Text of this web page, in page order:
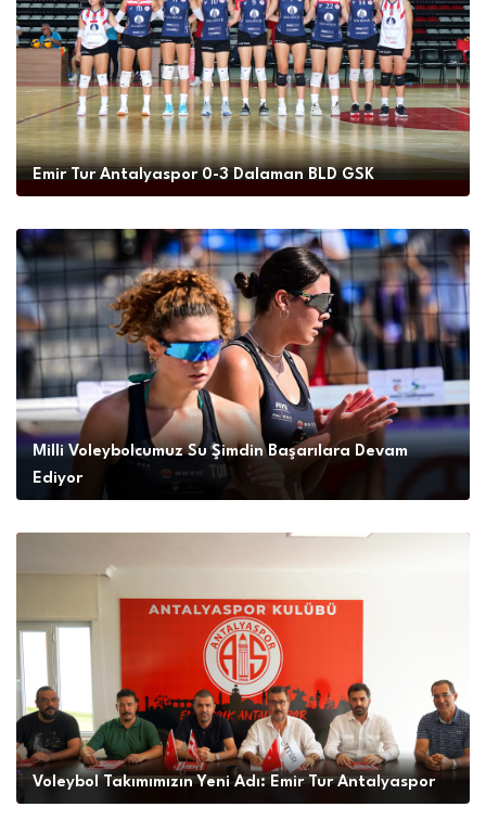
Emir Tur Antalyaspor 0-3 Dalaman BLD GSK
Milli Voleybolcumuz Su Şimdin Başarılara Devam
Ediyor
Voleybol Takımımızın Yeni Adı: Emir Tur Antalyaspor